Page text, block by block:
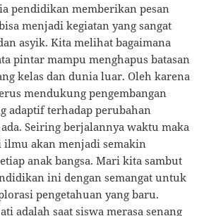
pendidikan memberikan pesan
menjadi kegiatan yang sangat
asyik. Kita melihat bagaimana
pintar mampu menghapus batasan
kelas dan dunia luar. Oleh karena
mendukung pengembangan
adaptif terhadap perubahan
Seiring berjalannya waktu maka
ilmu akan menjadi semakin
anak bangsa. Mari kita sambut
ini dengan semangat untuk
pengetahuan yang baru.
adalah saat siswa merasa senang